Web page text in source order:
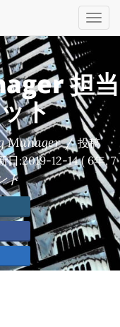
担当
ト
Manager / 投稿
日:2019-12-14( 6年, 7
ト